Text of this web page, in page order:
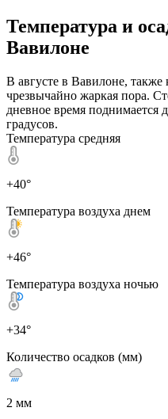
Температура и
Вавилоне
В августе в Вавилоне,
чрезвычайно жаркая пора.
дневное время поднимается
градусов.
Температура средняя
+40°
Температура воздуха днем
+46°
Температура воздуха ночью
+34°
Количество осадков (мм)
2 мм